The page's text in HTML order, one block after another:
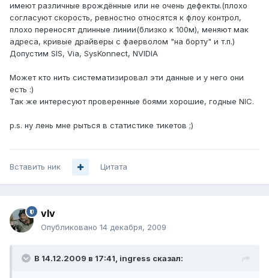
имеют различные врождённые или не очень дефекты.(плохо
согласуют скорость, ревностно относятся к флоу контрол,
плохо переносят длинные линии(близко к 100м), меняют мак
адреса, кривые драйверы с фаерволом "на борту" и т.п.)
Допустим SIS, Via, SysKonnect, NVIDIA
Может кто нить систематизировал эти данные и у него они
есть :)
Так же интересуют проверенные боями хорошие, годные NIC.
p.s. ну лень мне рыться в статистике тикетов ;)
Вставить ник Цитата
vIv
Опубликовано 14 декабря, 2009
В 14.12.2009 в 17:41, ingress сказал: